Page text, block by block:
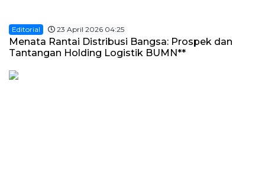
Editorial 23 April 2026 04:25
Menata Rantai Distribusi Bangsa: Prospek dan
Tantangan Holding Logistik BUMN**